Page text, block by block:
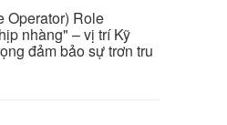
Operator) Role
nhàng" – vị trí Kỹ
đảm bảo sự trơn tru